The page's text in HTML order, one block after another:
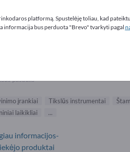
(2)
pasaulis
įrankiai Tikslūs instrumentai
laikikliai
...
informacijos-
produktai
platformą. Spustelėję toliau, kad
informacija bus perduota "Brevo" tvarkyti pagal